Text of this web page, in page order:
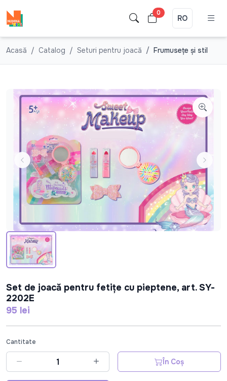
0
RO
Acasă Catalog Seturi pentru joacă Frumuseţe şi stil
Set de joacă pentru fetițe cu pieptene, art. SY-
2202E
95 lei
Cantitate
În Coș